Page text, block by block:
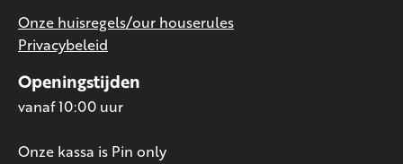
Openingstijden
vanaf 10:00 uur
Onze kassa is Pin only
Onze huisregels/our houserules
Privacybeleid